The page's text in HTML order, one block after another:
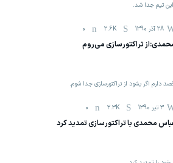
تیم جدا شد.
28 آذر 1390 2.6K
0
تراکتورسازی می‌روم
دارم اگر بشود از تراکتورسازی جدا شوم.
3 تیر 1390 2.3K
0
محمدی با تراكتورسازی تمدید كرد